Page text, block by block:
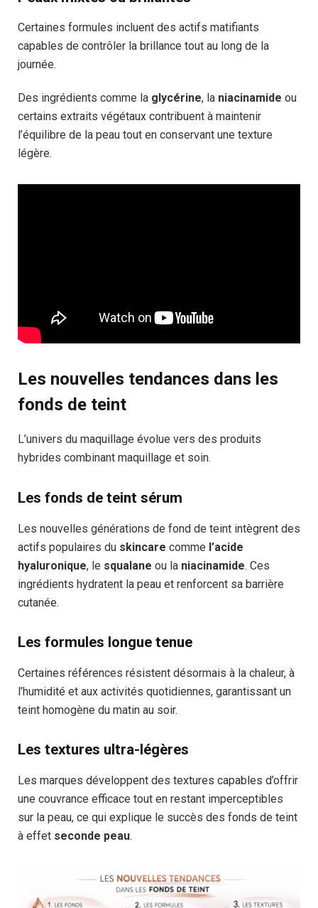
Certaines formules incluent des actifs matifiants
capables de contrôler la brillance tout au long de la
journée.
Des ingrédients comme la glycérine, la niacinamide ou
certains extraits végétaux contribuent à maintenir
l’équilibre de la peau tout en conservant une texture
légère.
Les nouvelles tendances dans les
fonds de teint
L’univers du maquillage évolue vers des produits
hybrides combinant maquillage et soin.
Les fonds de teint sérum
Les nouvelles générations de fond de teint intègrent des
actifs populaires du skincare comme l’acide
hyaluronique, le squalane ou la niacinamide. Ces
ingrédients hydratent la peau et renforcent sa barrière
cutanée.
Les formules longue tenue
Certaines références résistent désormais à la chaleur, à
l’humidité et aux activités quotidiennes, garantissant un
teint homogène du matin au soir.
Les textures ultra-légères
Les marques développent des textures capables d’offrir
une couvrance efficace tout en restant imperceptibles
sur la peau, ce qui explique le succès des fonds de teint
à effet seconde peau.